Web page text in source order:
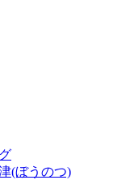
(ぼうのつ)